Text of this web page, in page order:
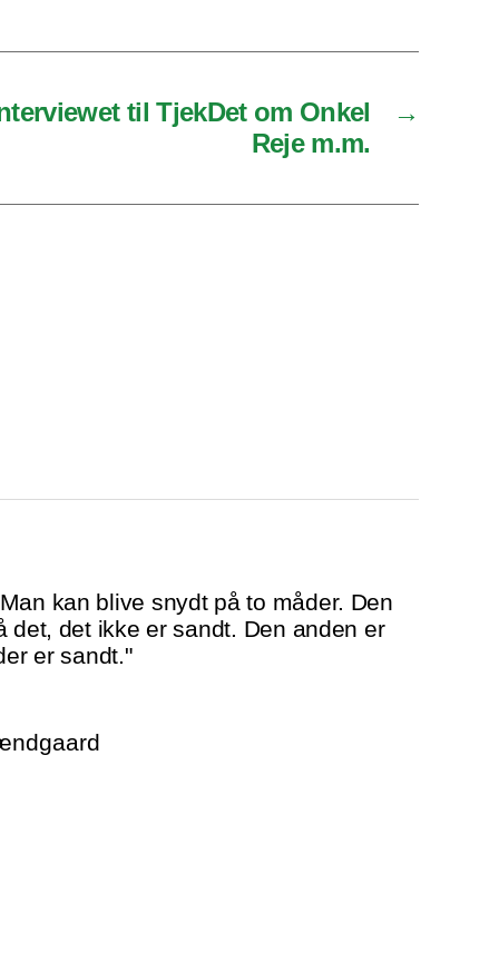
→
til TjekDet om Onkel
Reje m.m.
kan blive snydt på to måder. Den
det, det ikke er sandt. Den anden er
er sandt."